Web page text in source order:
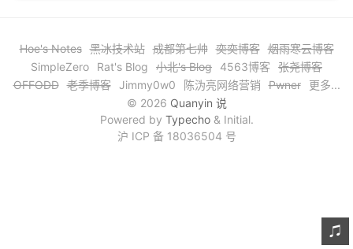
赞赏与支持
Hoe's Notes 黑冰技术站 成都第七帅 奕奕博客 烟雨寒云博客
SimpleZero
Rat's Blog 小北's Blog 4563博客
张尧博客
OFFODD 老季博客 Jimmy0w0 陈沩亮网络营销 Pwner
更多...
© 2026 Quanyin 说
Powered by Typecho& Initial.
沪 ICP 备 18036504 号